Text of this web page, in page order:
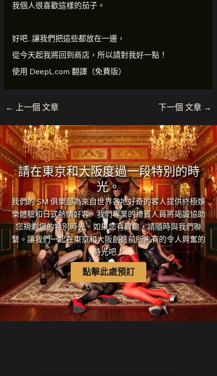
我個人很喜歡這樣的茄子。
好吧...讓我們把這些都放在一邊，
從今天起我將回到商店，所以請對我好一點！
使用 DeepL.com 翻譯（免費版）
← 上一個 文章 下一個 文章 →
請在東京和大阪度過一段特別的時
光。
我們的 SM 俱樂部為來自世界各地好奇的客人提供終極娛
樂體驗和日式熱情好客。我們專業的禮賓人員將竭誠協助
您規劃您的特別時光。如果您有興趣，請隨時與我們聯
繫。讓我們一起在東京和大阪創造前所未有的令人興奮的
時光吧！
點擊此處預訂